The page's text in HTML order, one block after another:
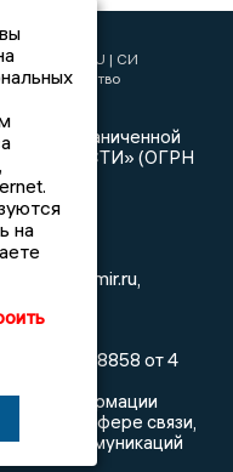
| СИ
агентство
с ограниченной
НОВОСТИ» (ОГРН
,
№ ФС77-78858 от 4
реестра
информации
в сфере связи,
коммуникаций
на